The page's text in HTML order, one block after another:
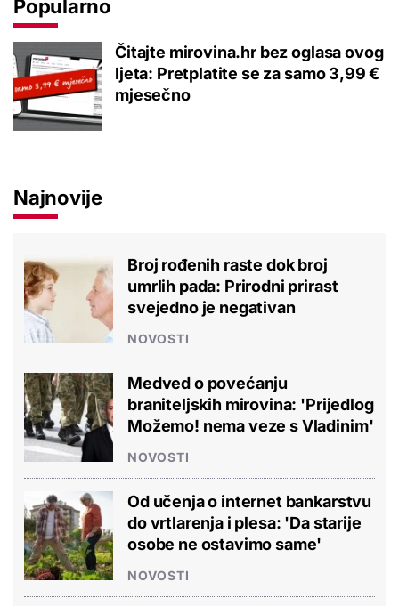
Popularno
Čitajte mirovina.hr bez oglasa ovog
ljeta: Pretplatite se za samo 3,99 €
mjesečno
Najnovije
Broj rođenih raste dok broj
umrlih pada: Prirodni prirast
svejedno je negativan
NOVOSTI
Medved o povećanju
braniteljskih mirovina: 'Prijedlog
Možemo! nema veze s Vladinim'
NOVOSTI
Od učenja o internet bankarstvu
do vrtlarenja i plesa: 'Da starije
osobe ne ostavimo same'
NOVOSTI